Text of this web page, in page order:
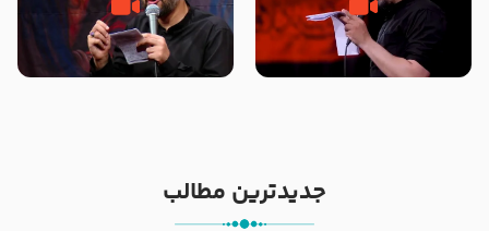
تک ، عبّاس، صاحب دل‌هاست –
حاج حنیف طاهری – عزاداری شب
من غلام نوکراتم من عاشق کربلاتم
– شور زمینه – شب هفتم – محرم
جدیدترین مطالب